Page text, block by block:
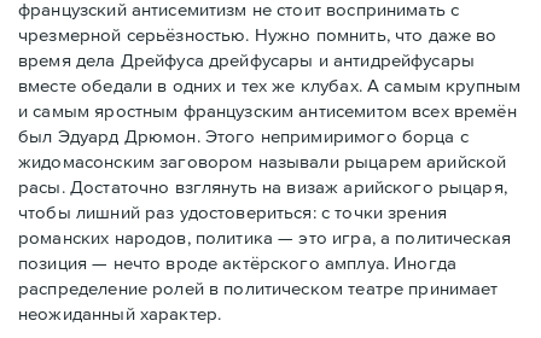
французский антисемитизм не стоит воспринимать с
чрезмерной серьёзностью. Нужно помнить, что даже во
время дела Дрейфуса дрейфусары и антидрейфусары
вместе обедали в одних и тех же клубах. А самым крупным
и самым яростным французским антисемитом всех времён
был Эдуард Дрюмон. Этого непримиримого борца с
жидомасонским заговором называли рыцарем арийской
расы. Достаточно взглянуть на визаж арийского рыцаря,
чтобы лишний раз удостовериться: с точки зрения
романских народов, политика — это игра, а политическая
позиция — нечто вроде актёрского амплуа. Иногда
распределение ролей в политическом театре принимает
неожиданный характер.